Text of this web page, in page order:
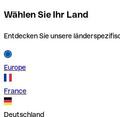
Wählen Sie Ihr Land
Entdecken Sie unsere
Europe
France
Deutschland